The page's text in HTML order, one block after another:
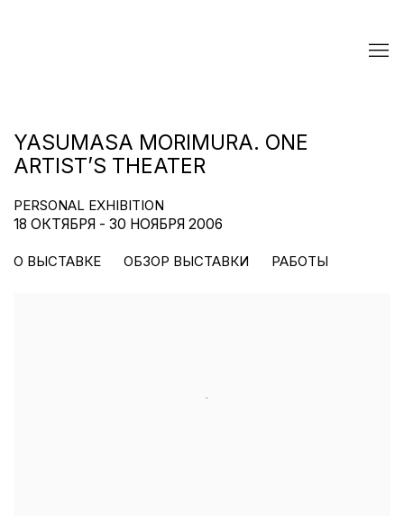
YASUMASA MORIMURA. ONE
ARTIST’S THEATER
PERSONAL EXHIBITION
18 ОКТЯБРЯ - 30 НОЯБРЯ 2006
О ВЫСТАВКЕ ОБЗОР ВЫСТАВКИ РАБОТЫ